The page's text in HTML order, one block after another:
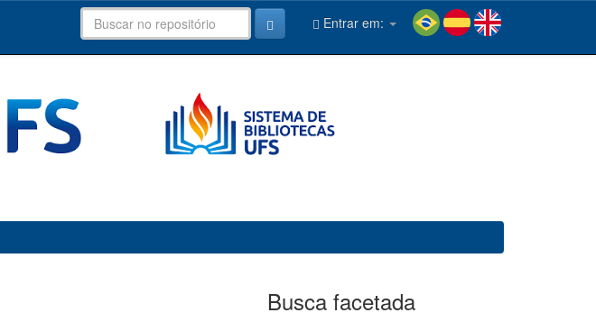
Entrar em:
Busca facetada